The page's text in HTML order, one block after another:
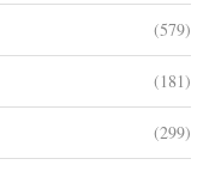
(579)
(181)
(299)